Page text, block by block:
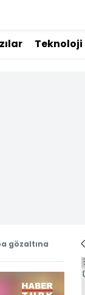
Teknoloji
gözaltına